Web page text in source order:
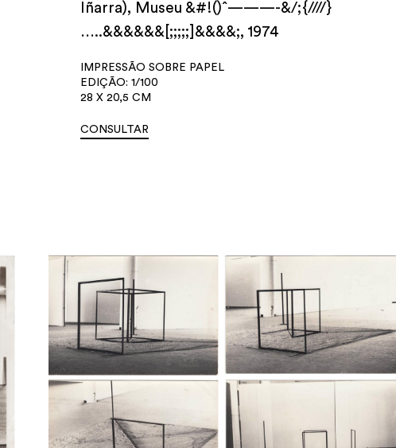
Iñarra), Museu &#!()ˆ———-&/;{////}
…..&&&&&&[;;;;;]&&&&;, 1974
IMPRESSÃO SOBRE PAPEL
EDIÇÃO: 1/100
28 X 20,5 CM
CONSULTAR